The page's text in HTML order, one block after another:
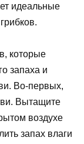
идеальные
которые
запаха и
Во-первых,
Вытащите
воздухе
запах влаги